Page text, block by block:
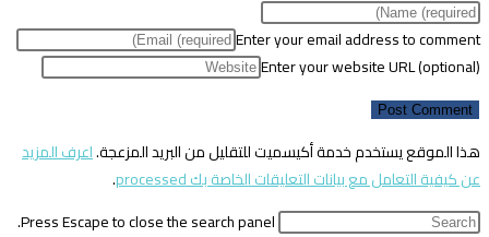
Enter your email address to comment
Enter your website URL (optional)
هذا الموقع يستخدم خدمة أكيسميت للتقليل من البريد المزعجة.اعرف المزيد
عن كيفية التعامل مع بيانات التعليقات الخاصة بك processed
.
Press Escape to close the search panel.